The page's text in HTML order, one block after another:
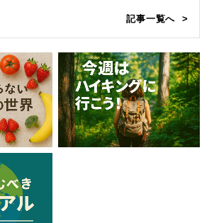
記事一覧へ